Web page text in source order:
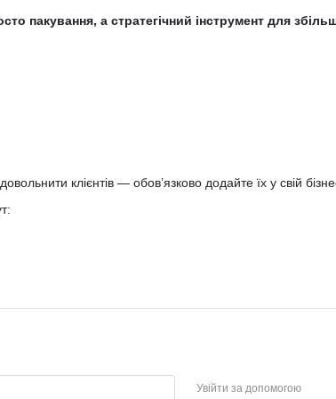
пакування, а стратегічний інструмент для
клієнтів — обов’язково додайте їх у свій
Увійти за допомогою